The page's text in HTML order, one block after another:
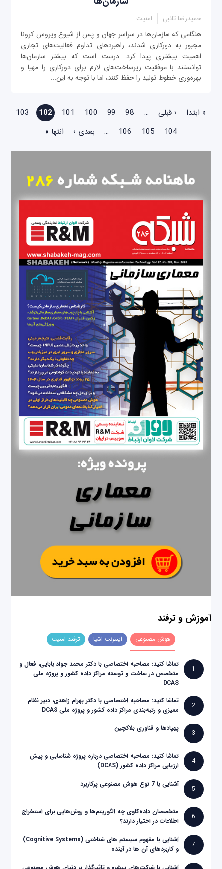
حمیدرضا تائبی امنیت
‌هنگامی که سازمان‌ها در سراسر جهان و پس از شیوع ویروس کرونا
مجبور به دورکاری شدند، راهبردهای تداوم فعالیت‌های تجاری
اهمیت بیشتری پیدا کرد. درست است که بیشتر سازمان‌ها
توانستند با موفقیت زیرساخت‌های لازم برای دورکاری را مهیا و
بهره‌وری خطوط تولید را حفظ کنند، اما با توجه به این‌...
صفحه‌ها
« ابتدا ‹ قبلی …
98
99
100
101
102
103
104
105
106
… بعدی › انتها »
آموزش و ترفند
هوش مصنوعی اینترنت اشیا ترفند امنیت
1
تماشا کنید: مصاحبه اختصاصی با دکتر محمد جواد بابایی، فعال و
متخصص در ساخت و توسعه مراکز داده کشور و پروژه ملی
DCAS
2
تماشا کنید: مصاحبه اختصاصی با دکتر بهرام زاهدی، دبیر نظام
ممیزی و رتبه‌بندی مراکز داده کشور و پروژه ملی DCAS
3
پهپادها و فناوری بلاکچین
4
تماشا کنید: مصاحبه اختصاصی درباره پروژه شناسایی و پیش
ارزیابی مراکز داده کشور (DCAS)
5
آشنایی با 7 نوع هوش مصنوعی پرکاربرد
6
متخصصان داده‌کاوی چه الگوریتم‌ها و روش‌هایی برای استخراج
اطلاعات در اختیار دارند؟
7
آشنایی با مفهوم سیستم های شناختی (Cognitive Systems)
و کاربردهای آن ها در آینده